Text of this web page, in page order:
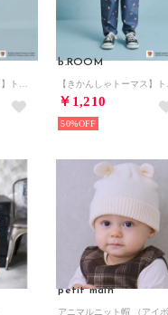
b.ROOM
￥1,210
50%
petit main